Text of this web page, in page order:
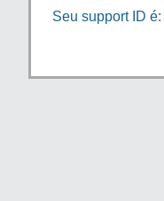
Seu support ID é: